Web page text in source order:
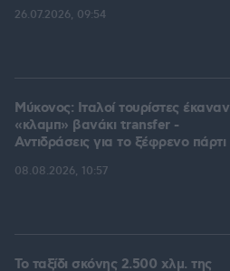
26.07.2026, 09:54
Μύκονος: Ιταλοί τουρίστες έκαναν
«κλαμπ» βανάκι transfer -
Αντιδράσεις για το ξέφρενο πάρτι
08.08.2026, 10:57
Το ταξίδι σκόνης 2.500 χλμ. της